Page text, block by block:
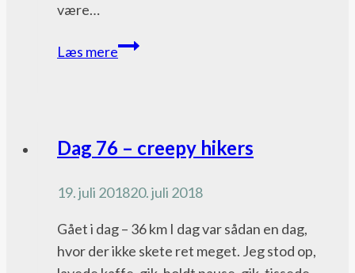
være…
Læs mereDag
blev
Pacific
Trail
Dag 76 – creepy hikers
19. juli 201820. juli 2018
Gået i dag – 36 km I dag var sådan en dag,
hvor der ikke skete ret meget. Jeg stod op,